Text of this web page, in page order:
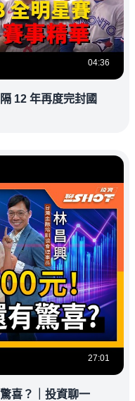
04:36
12 年再度完封國
27:01
喜？｜投資聊一